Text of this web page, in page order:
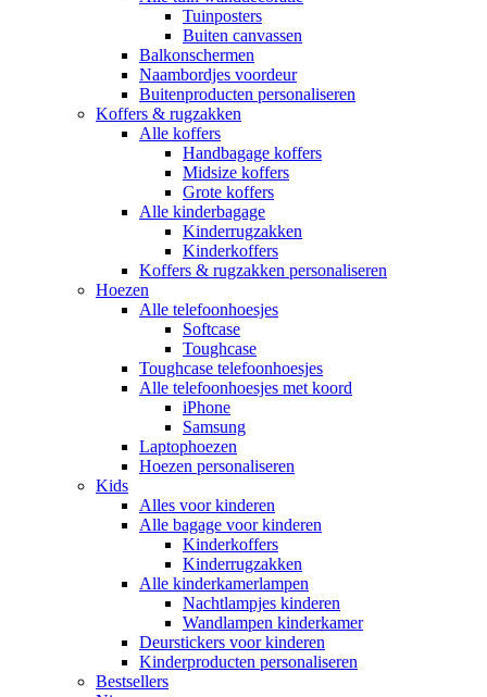
Tuinposters
Buiten canvassen
Balkonschermen
Naambordjes voordeur
Buitenproducten personaliseren
Koffers & rugzakken
Alle koffers
Handbagage koffers
Midsize koffers
Grote koffers
Alle kinderbagage
Kinderrugzakken
Kinderkoffers
Koffers & rugzakken personaliseren
Hoezen
Alle telefoonhoesjes
Softcase
Toughcase
Toughcase telefoonhoesjes
Alle telefoonhoesjes met koord
iPhone
Samsung
Laptophoezen
Hoezen personaliseren
Kids
Alles voor kinderen
Alle bagage voor kinderen
Kinderkoffers
Kinderrugzakken
Alle kinderkamerlampen
Nachtlampjes kinderen
Wandlampen kinderkamer
Deurstickers voor kinderen
Kinderproducten personaliseren
Bestsellers